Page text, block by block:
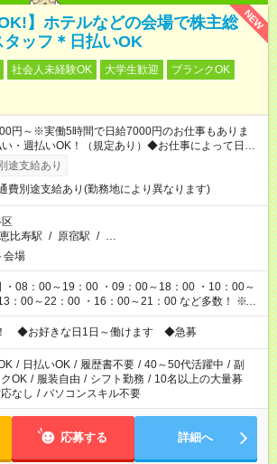
NEW
】ホテルなどの会場で株主総
ッフ＊日払いOK
社会人未経験OK 大学生歓迎
ブランクOK
円～※実働5時間で日給7000円のお仕事もありま
週払いOK！（規定あり）◆お仕事によって日給も
途支給あり
費別途支給あり(勤務地により異なります)
恵比寿駅 / 原宿駅 / …
会場
08：00～19：00 ・09：00～18：00 ・10：00～
～22：00 ・16：00～21：00 など多数！ ※お
務時間が異なります
◆お好きな日1日～働けます ◆急募
/ 日払いOK / 履歴書不要 / 40～50代活躍中 / 副
OK / 服装自由 / シフト勤務 / 10名以上の大量募
なし / パソコンスキル不要
応募する 詳細へ